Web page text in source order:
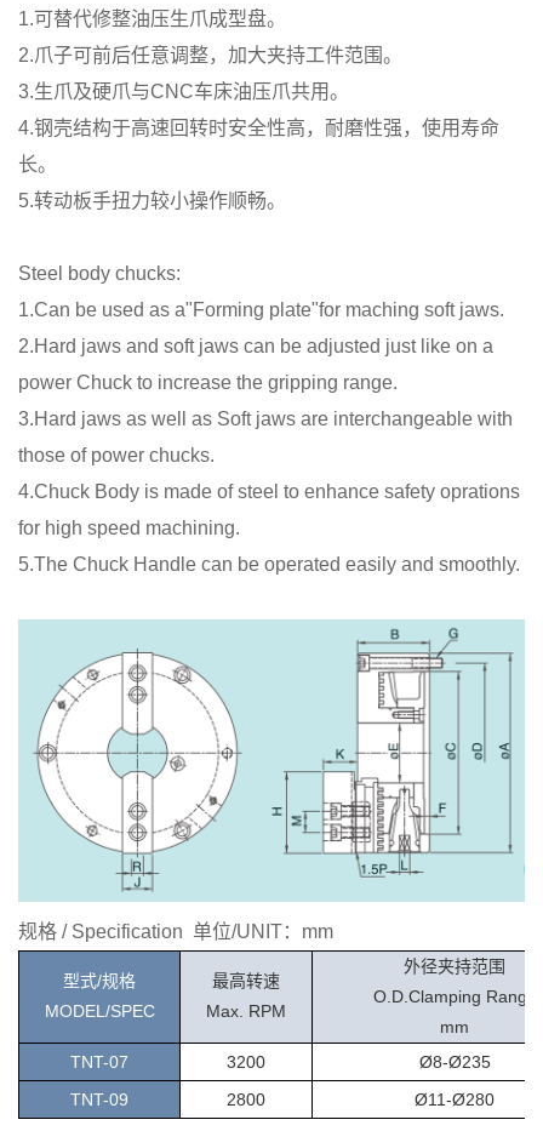
1.可替代修整油压生爪成型盘。
2.爪子可前后任意调整，加大夹持工件范围。
3.生爪及硬爪与CNC车床油压爪共用。
4.钢壳结构于高速回转时安全性高，耐磨性强，使用寿命
长。
5.转动板手扭力较小操作顺畅。
Steel body chucks:
1.Can be used as a"Forming plate"for maching soft jaws.
2.Hard jaws and soft jaws can be adjusted just like on a
power Chuck to increase the gripping range.
3.Hard jaws as well as Soft jaws are interchangeable with
those of power chucks.
4.Chuck Body is made of steel to enhance safety oprations
for high speed machining.
5.The Chuck Handle can be operated easily and smoothly.
规格 / Specification 单位/UNIT：mm
型式/规格
MODEL/SPEC
最高转速
Max. RPM
外径夹持范围
O.D.Clamping Range
mm
TNT-07 3200
Ø8-Ø235
TNT-09
2800 Ø11-Ø280